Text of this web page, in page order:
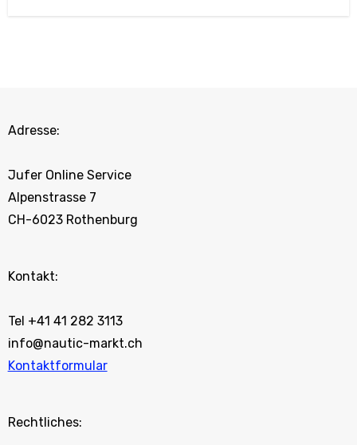
Adresse:
Jufer Online Service
Alpenstrasse 7
CH-6023 Rothenburg
Kontakt:
Tel +41 41 282 3113
info@nautic-markt.ch
Kontaktformular
Rechtliches: